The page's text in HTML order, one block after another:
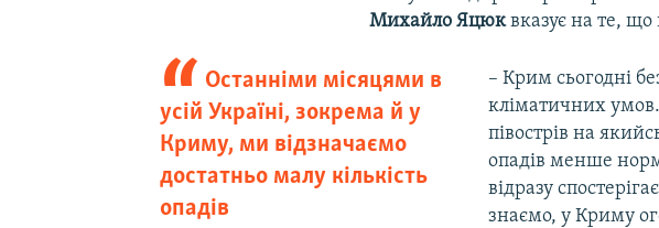
Михайло Яцюквказує на те, що
Останніми місяцями в
усій Україні, зокрема й у
Криму, ми відзначаємо
достатньо малу кількість
опадів
– Крим сьогодні
кліматичних
півострів на
опадів менше
відразу
знаємо, у Криму